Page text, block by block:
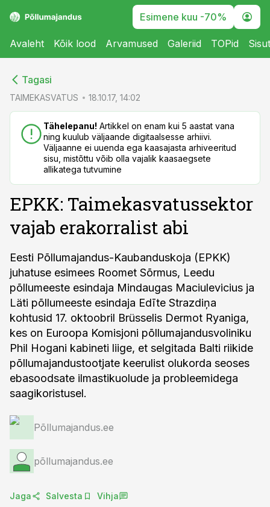
Esimene kuu -70%
Avaleht Kõik lood Arvamused Galeriid TOPid
Tagasi
TAIMEKASVATUS 18.10.17, 14:02
Tähelepanu! Artikkel on enam kui 5 aastat vana
ning kuulub väljaande digitaalsesse arhiivi.
Väljaanne ei uuenda ega kaasajasta arhiveeritud
sisu, mistõttu võib olla vajalik kaasaegsete
allikatega tutvumine
EPKK: Taimekasvatussektor
vajab erakorralist abi
Eesti Põllumajandus-Kaubanduskoja (EPKK)
juhatuse esimees Roomet Sõrmus, Leedu
põllumeeste esindaja Mindaugas Maciulevicius ja
Läti põllumeeste esindaja Edīte Strazdiņa
kohtusid 17. oktoobril Brüsselis Dermot Ryaniga,
kes on Euroopa Komisjoni põllumajandusvoliniku
Phil Hogani kabineti liige, et selgitada Balti riikide
põllumajandustootjate keerulist olukorda seoses
ebasoodsate ilmastikuolude ja probleemidega
saagikoristusel.
Põllumajandus.ee
põllumajandus.ee
Jaga Salvesta Vihja